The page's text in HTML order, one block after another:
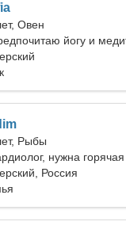
Овен
йогу и
Рыбы
нужна
Россия